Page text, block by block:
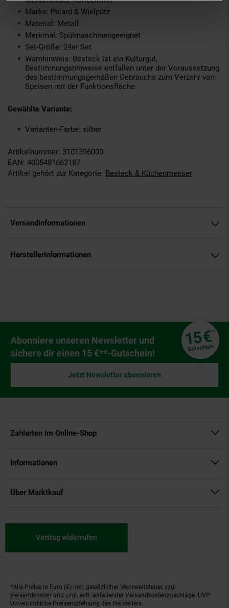
Marke: Picard & Wielpütz
Material: Metall
Merkmal: Spülmaschinengeeignet
Set-Größe: 24er Set
Warnhinweis: Besteck ist ein Kulturgut,
Bestimmungshinweise entfallen unter der Voraussetzung
des bestimmungsgemäßen Gebrauchs zum Verzehr von
Speisen mit der Funktionsfläche.
Gewählte Variante:
Varianten-Farbe: silber
Artikelnummer: 3101396000
EAN: 4005481662187
Artikel gehört zur Kategorie: Besteck & Küchenmesser
Versandinformationen
Herstellerinformationen
Newsletter Anmeldung
Abonniere unseren Newsletter und
sichere dir einen 15 €**-Gutschein!
15€**
Gutschein
Jetzt Newsletter abonnieren
Zahlarten im Online-Shop
Informationen
Über Marktkauf
Vertrag widerrufen
Fußnoten
*Alle Preise in Euro (€) inkl. gesetzlicher Mehrwertsteuer, zzgl.
Versandkosten und zzgl. evtl. anfallender Versandkostenzuschläge. UVP:
Unverbindliche Preisempfehlung des Herstellers.